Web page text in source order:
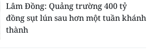
Lâm Đồng: Quảng trường 400 tỷ
đồng sụt lún sau hơn một tuần khánh
thành